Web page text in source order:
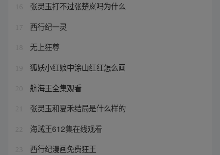
16 张灵玉打不过张楚岚吗为什么
17 西行纪一灵
18 无上狂尊
19 狐妖小红娘中涂山红红怎么画
20 航海王全集观看
21 张灵玉和夏禾结局是什么样的
22 海贼王612集在线观看
23 西行纪漫画免费狂王